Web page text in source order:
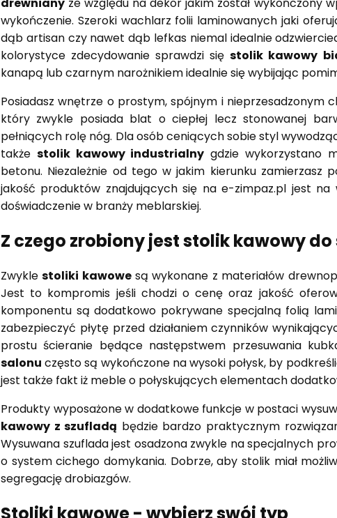
drewniany ze względu na dekor jakim został wykończony
wykończenie. Szeroki wachlarz folii laminowanych jaki
dąb artisan czy nawet dąb lefkas niemal idealnie
kolorystyce zdecydowanie sprawdzi sięstolik kawowy
kanapą lub czarnym narożnikiem idealnie się wybijając
Posiadasz wnętrze o prostym, spójnym i nieprzesadzonym
który zwykle posiada blat o ciepłej lecz stonowanej
pełniących rolę nóg. Dla osób ceniących sobie styl
także stolik kawowy industrialny gdzie wykorzystano
betonu. Niezależnie od tego w jakim kierunku zamierzasz
jakość produktów znajdujących się na e-zimpaz.pl jest na
doświadczenie w branży meblarskiej.
Z czego zrobiony jest stolik kawowy
Zwyklestoliki kawowesą wykonane z materiałów
Jest to kompromis jeśli chodzi o cenę oraz jakość
komponentu są dodatkowo pokrywane specjalną folią
zabezpieczyć płytę przed działaniem czynników
prostu ścieranie będące następstwem przesuwania
salonu często są wykończone na wysoki połysk, by
jest także fakt iż meble o połyskujących elementach
Produkty wyposażone w dodatkowe funkcje w postaci
kawowy z szufladą będzie bardzo praktycznym
Wysuwana szuflada jest osadzona zwykle na specjalnych
o system cichego domykania. Dobrze, aby stolik miał
segregację drobiazgów.